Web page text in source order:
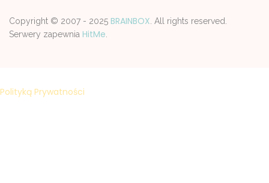
Copyright © 2007 - 2025 BRAINBOX. All rights reserved.
Serwery zapewnia HitMe.
Polityką Prywatności